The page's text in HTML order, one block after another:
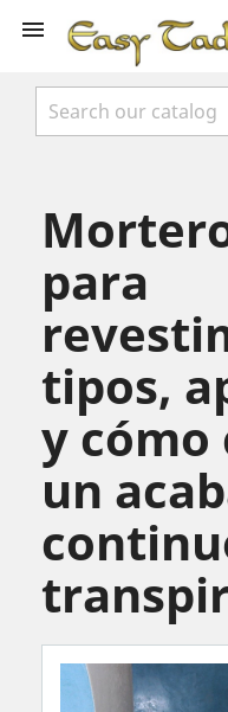

para
tipos,
y cómo
un